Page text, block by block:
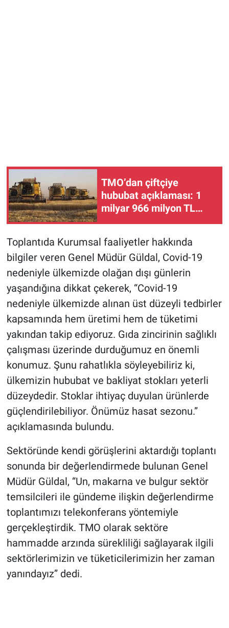
TMO’dan çiftçiye
hububat açıklaması: 1
milyar 966 milyon TL
ödeme yapıldı!
Toplantıda Kurumsal faaliyetler hakkında
bilgiler veren Genel Müdür Güldal, Covid-19
nedeniyle ülkemizde olağan dışı günlerin
yaşandığına dikkat çekerek, “Covid-19
nedeniyle ülkemizde alınan üst düzeyli tedbirler
kapsamında hem üretimi hem de tüketimi
yakından takip ediyoruz. Gıda zincirinin sağlıklı
çalışması üzerinde durduğumuz en önemli
konumuz. Şunu rahatlıkla söyleyebiliriz ki,
ülkemizin hububat ve bakliyat stokları yeterli
düzeydedir. Stoklar ihtiyaç duyulan ürünlerde
güçlendirilebiliyor. Önümüz hasat sezonu.”
açıklamasında bulundu.
Sektöründe kendi görüşlerini aktardığı toplantı
sonunda bir değerlendirmede bulunan Genel
Müdür Güldal, “Un, makarna ve bulgur sektör
temsilcileri ile gündeme ilişkin değerlendirme
toplantımızı telekonferans yöntemiyle
gerçekleştirdik. TMO olarak sektöre
hammadde arzında sürekliliği sağlayarak ilgili
sektörlerimizin ve tüketicilerimizin her zaman
yanındayız” dedi.